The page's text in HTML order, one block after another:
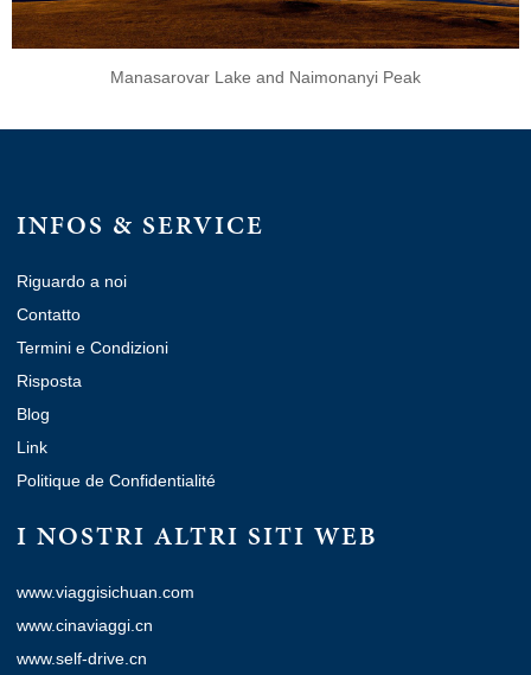
Manasarovar Lake and Naimonanyi Peak
INFOS & SERVICE
Riguardo a noi
Contatto
Termini e Condizioni
Risposta
Blog
Link
Politique de Confidentialité
I NOSTRI ALTRI SITI WEB
www.viaggisichuan.com
www.cinaviaggi.cn
www.self-drive.cn